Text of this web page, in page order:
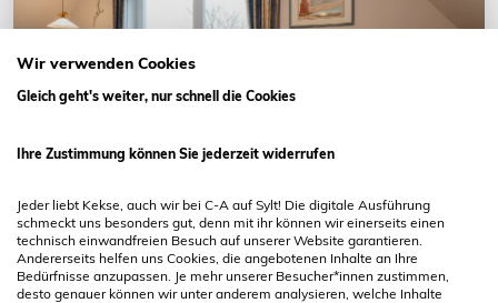
Tinnum
Wir verwenden Cookies
Gleich geht's weiter, nur schnell die Cookies
Ihre Zustimmung können Sie jederzeit widerrufen
Jeder liebt Kekse, auch wir bei C-A auf Sylt! Die digitale Ausführung
schmeckt uns besonders gut, denn mit ihr können wir einerseits einen
technisch einwandfreien Besuch auf unserer Website garantieren.
Andererseits helfen uns Cookies, die angebotenen Inhalte an Ihre
Bedürfnisse anzupassen. Je mehr unserer Besucher*innen zustimmen,
desto genauer können wir unter anderem analysieren, welche Inhalte